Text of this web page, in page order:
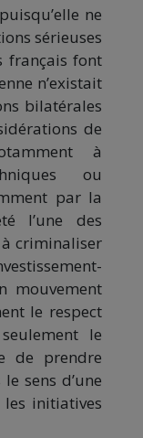
ne
sérieuses
français font
n’existait
bilatérales
de
à
ou
par la
l’une des
criminaliser
mouvement
le respect
le
de prendre
sens d’une
initiatives